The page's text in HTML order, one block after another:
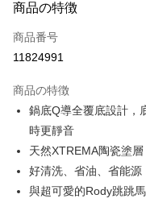
クレジットカード1回払い
LINE Pay
JKOPAY
Easy Wallet
Google Pay
Plus Pay
商品の特徴
商品番号
11824991
商品の特徴
鍋底Q導全覆底設計，
時更靜音
天然XTREMA陶瓷塗
好清洗、省油、省能源
與超可愛的Rody跳跳